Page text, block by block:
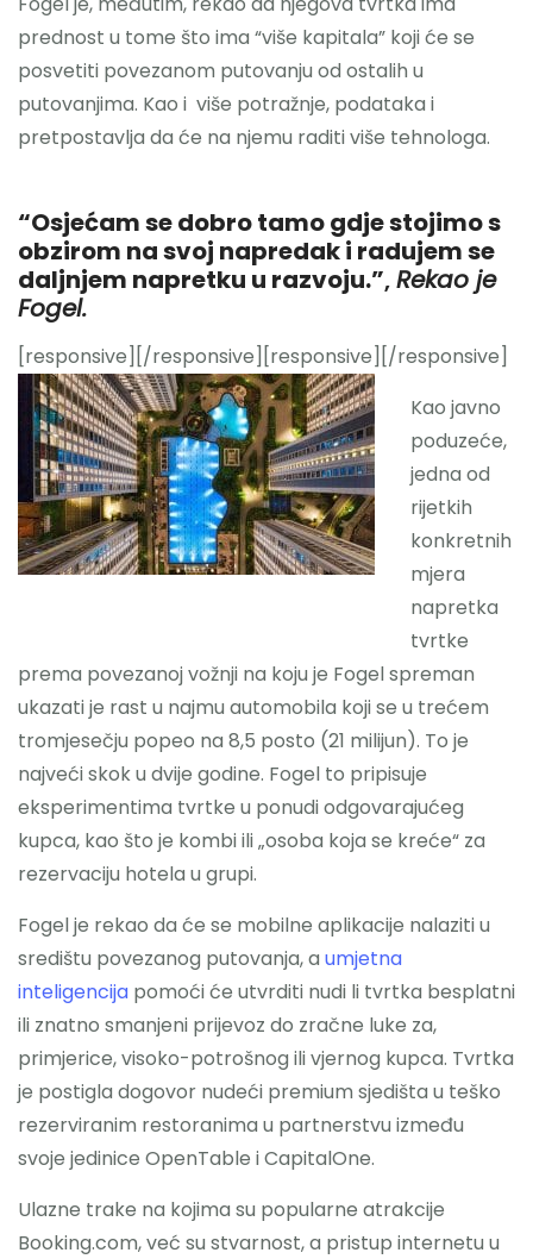
prednost u tome što ima “više kapitala” koji će se
posvetiti povezanom putovanju od ostalih u
putovanjima. Kao i više potražnje, podataka i
pretpostavlja da će na njemu raditi više tehnologa.
“Osjećam se dobro tamo gdje stojimo s
obzirom na svoj napredak i radujem se
daljnjem napretku u razvoju.”,Rekao je
Fogel.
[responsive] [/responsive][responsive] [/responsive]
Kao javno
poduzeće,
jedna od
rijetkih
konkretnih
mjera
napretka
tvrtke
prema povezanoj vožnji na koju je Fogel spreman
ukazati je rast u najmu automobila koji se u trećem
tromjesečju popeo na 8,5 posto (21 milijun). To je
najveći skok u dvije godine. Fogel to pripisuje
eksperimentima tvrtke u ponudi odgovarajućeg
kupca, kao što je kombi ili „osoba koja se kreće“ za
rezervaciju hotela u grupi.
Fogel je rekao da će se mobilne aplikacije nalaziti u
središtu povezanog putovanja, a umjetna
inteligencija pomoći će utvrditi nudi li tvrtka besplatni
ili znatno smanjeni prijevoz do zračne luke za,
primjerice, visoko-potrošnog ili vjernog kupca. Tvrtka
je postigla dogovor nudeći premium sjedišta u teško
rezerviranim restoranima u partnerstvu između
svoje jedinice OpenTable i CapitalOne.
Ulazne trake na kojima su popularne atrakcije
Booking.com, već su stvarnost, a pristup internetu u